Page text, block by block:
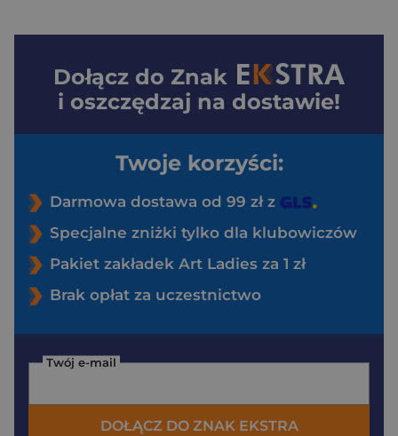
Dołącz do Znak
i oszczędzaj na dostawie!
Twoje korzyści:
Darmowa dostawa od 99 zł z
Specjalne zniżki tylko dla klubowiczów
Pakiet zakładek Art Ladies za 1 zł
Brak opłat za uczestnictwo
Twój e-mail
DOŁĄCZ DO ZNAK EKSTRA